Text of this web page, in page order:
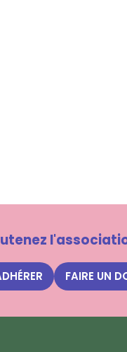
FAIRE UN